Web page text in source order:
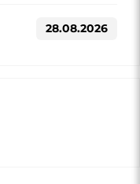
28.08.2026